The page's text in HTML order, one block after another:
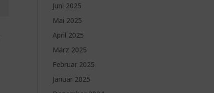
Juni 2025
Mai 2025
April 2025
März 2025
Februar 2025
Januar 2025